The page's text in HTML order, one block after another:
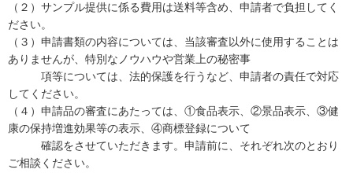
（２）サンプル提供に係る費用は送料等含め、申請者で負担してく
ださい。
（３）申請書類の内容については、当該審査以外に使用することは
ありませんが、特別なノウハウや営業上の秘密事
項等については、法的保護を行うなど、申請者の責任で対応
してください。
（４）申請品の審査にあたっては、①食品表示、②景品表示、③健
康の保持増進効果等の表示、④商標登録について
確認をさせていただきます。申請前に、それぞれ次のとおり
ご相談ください。